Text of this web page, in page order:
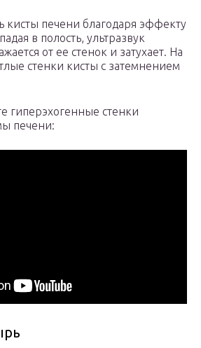
печени благодаря эффекту
в полость, ультразвук
от ее стенок и затухает. На
стенки кисты с затемнением
гиперэхогенные стенки
печени: